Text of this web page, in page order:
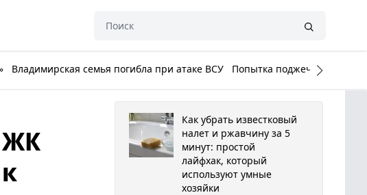
Владимирская семья погибла при атаке ВСУ Попытка поджечь Белый
ЖК
Как убрать известковый
налет и ржавчину за 5
минут: простой
лайфхак, который
используют умные
хозяйки